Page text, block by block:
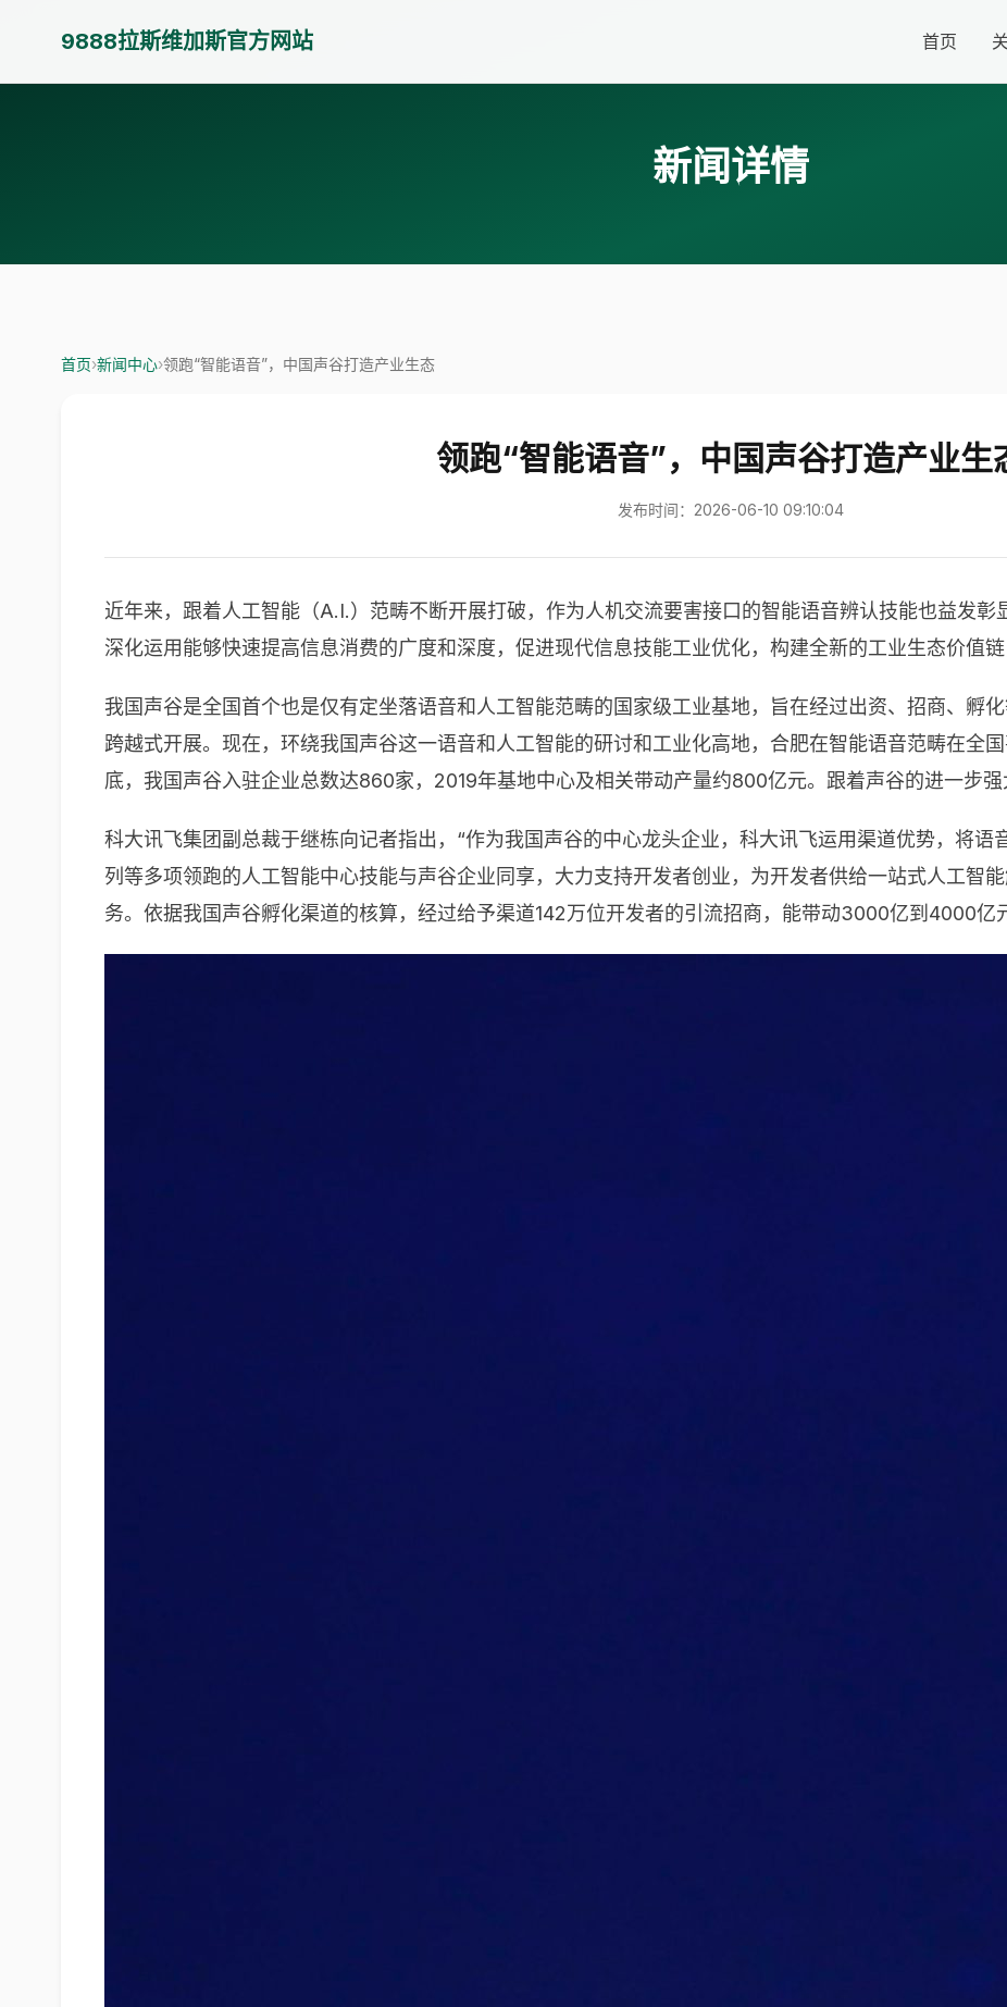
9888拉斯维加斯官方网站 首页
新闻详情
首页›新闻中心›领跑“智能语音”，中国声谷打造产业生态
领跑“智能语音”，中国声谷打造产业生
发布时间：2026-06-10 09:10:04
近年来，跟着人工智能（A.I.）范畴不断开展打破，作为人机交流要害接口的智能语音辨认技能也益发
深化运用能够快速提高信息消费的广度和深度，促进现代信息技能工业优化，构建全新的工业生态价值
我国声谷是全国首个也是仅有定坐落语音和人工智能范畴的国家级工业基地，旨在经过出资、招商、孵
跨越式开展。现在，环绕我国声谷这一语音和人工智能的研讨和工业化高地，合肥在智能语音范畴在全
底，我国声谷入驻企业总数达860家，2019年基地中心及相关带动产量约800亿元。跟着声谷的进一步强
科大讯飞集团副总裁于继栋向记者指出，“作为我国声谷的中心龙头企业，科大讯飞运用渠道优势，将语
列等多项领跑的人工智能中心技能与声谷企业同享，大力支持开发者创业，为开发者供给一站式人工智
务。依据我国声谷孵化渠道的核算，经过给予渠道142万位开发者的引流招商，能带动3000亿到4000亿